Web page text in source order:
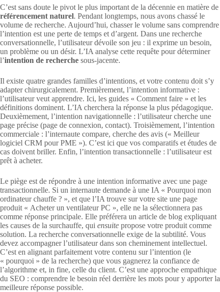
C’est sans doute le pivot le plus important de la décennie en matière de
référencement naturel. Pendant longtemps, nous avons chassé le
volume de recherche. Aujourd’hui, chasser le volume sans comprendre
l’intention est une perte de temps et d’argent. Dans une recherche
conversationnelle, l’utilisateur dévoile son jeu : il exprime un besoin,
un problème ou un désir. L’IA analyse cette requête pour déterminer
l’intention de recherche sous-jacente.
Il existe quatre grandes familles d’intentions, et votre contenu doit s’y
adapter chirurgicalement. Premièrement, l’intention informative :
l’utilisateur veut apprendre. Ici, les guides « Comment faire » et les
définitions dominent. L’IA cherchera la réponse la plus pédagogique.
Deuxièmement, l’intention navigationnelle : l’utilisateur cherche une
page précise (page de connexion, contact). Troisièmement, l’intention
commerciale : l’internaute compare, cherche des avis (« Meilleur
logiciel CRM pour PME »). C’est ici que vos comparatifs et études de
cas doivent briller. Enfin, l’intention transactionnelle : l’utilisateur est
prêt à acheter.
Le piège est de répondre à une intention informative avec une page
transactionnelle. Si un internaute demande à une IA « Pourquoi mon
ordinateur chauffe ? », et que l’IA trouve sur votre site une page
produit « Acheter un ventilateur PC », elle ne la sélectionnera pas
comme réponse principale. Elle préférera un article de blog expliquant
les causes de la surchauffe, qui ensuite propose votre produit comme
solution. La recherche conversationnelle exige de la subtilité. Vous
devez accompagner l’utilisateur dans son cheminement intellectuel.
C’est en alignant parfaitement votre contenu sur l’intention (le
« pourquoi » de la recherche) que vous gagnerez la confiance de
l’algorithme et, in fine, celle du client. C’est une approche empathique
du SEO : comprendre le besoin réel derrière les mots pour y apporter la
meilleure réponse possible.